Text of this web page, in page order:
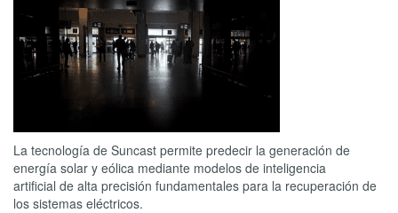
La tecnología de Suncast permite predecir la generación de
energía solar y eólica mediante modelos de inteligencia
artificial de alta precisión fundamentales para la recuperación de
los sistemas eléctricos.